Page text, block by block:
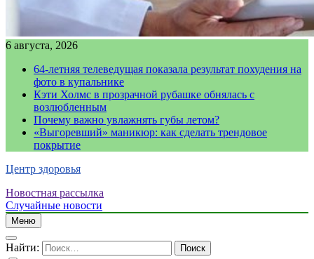
6 августа, 2026
64-летняя телеведущая показала результат похудения на
фото в купальнике
Кэти Холмс в прозрачной рубашке обнялась с
возлюбленным
Почему важно увлажнять губы летом?
«Выгоревший» маникюр: как сделать трендовое
покрытие
Центр здоровья
Новостная рассылка
Случайные новости
Меню
Найти: